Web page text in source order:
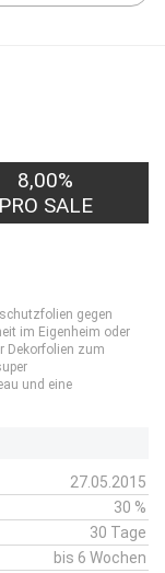
8,00%
PRO SALE
gegen
im Eigenheim oder
Dekorfolien zum
und eine
27.05.2015
30 %
30 Tage
bis 6 Wochen